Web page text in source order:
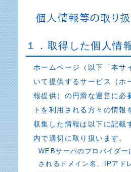
個人情報等の取り
１．取得した個人情
ホームページ（以下「本サ
いて提供するサービス（ホ
報提供）の円滑な運営に必
トを利用される方々の情報
収集した情報は以下に記載
内で適切に取り扱います。
WEBサーバのプロバイダー
されるドメイン名、IPアド